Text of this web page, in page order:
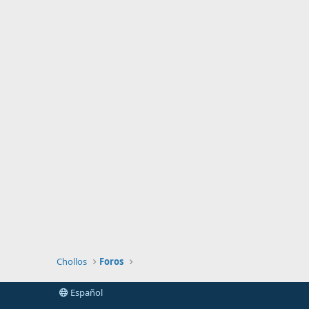
Chollos Foros
Español